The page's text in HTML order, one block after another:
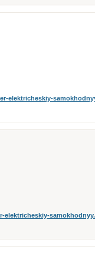
elektricheskiy-
elektricheskiy-